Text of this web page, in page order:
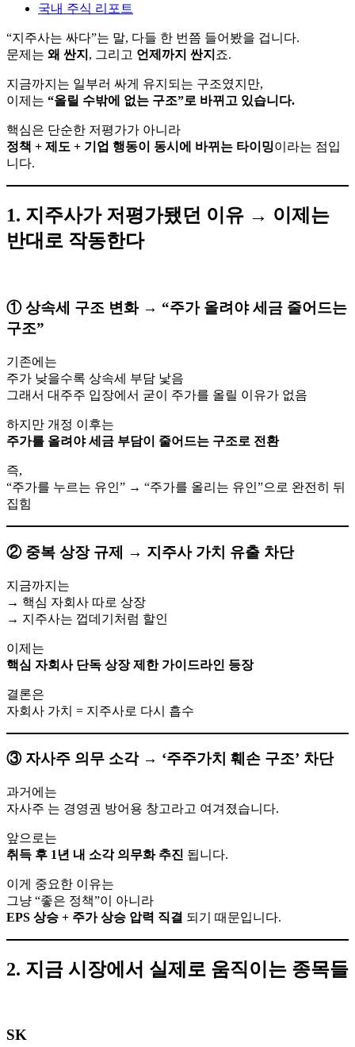
국내 주식 리포트
“지주사는 싸다”는 말, 다들 한 번쯤 들어봤을 겁니다.
문제는 왜 싼지 , 그리고 언제까지 싼지 죠.
지금까지는 일부러 싸게 유지되는 구조였지만,
이제는 “올릴 수밖에 없는 구조”로 바뀌고 있습니다.
핵심은 단순한 저평가가 아니라
정책 + 제도 + 기업 행동이 동시에 바뀌는 타이밍이라는 점입
니다.
1. 지주사가 저평가됐던 이유 → 이제는
반대로 작동한다
① 상속세 구조 변화 → “주가 올려야 세금 줄어드는
구조”
기존에는
주가 낮을수록 상속세 부담 낯음
그래서 대주주 입장에서 굳이 주가를 올릴 이유가 없음
하지만 개정 이후는
주가를 올려야 세금 부담이 줄어드는 구조로 전환
즉,
“주가를 누르는 유인” → “주가를 올리는 유인”으로 완전히 뒤
집힘
② 중복 상장 규제 → 지주사 가치 유출 차단
지금까지는
→ 핵심 자회사 따로 상장
→ 지주사는 껍데기처럼 할인
이제는
핵심 자회사 단독 상장 제한 가이드라인 등장
결론은
자회사 가치 = 지주사로 다시 흡수
③ 자사주 의무 소각 → ‘주주가치 훼손 구조’ 차단
과거에는
자사주 는 경영권 방어용 창고라고 여겨졌습니다.
앞으로는
취득 후 1년 내 소각 의무화 추진 됩니다.
이게 중요한 이유는
그냥 “좋은 정책”이 아니라
EPS 상승 + 주가 상승 압력 직결 되기 때문입니다.
2. 지금 시장에서 실제로 움직이는 종목들
SK